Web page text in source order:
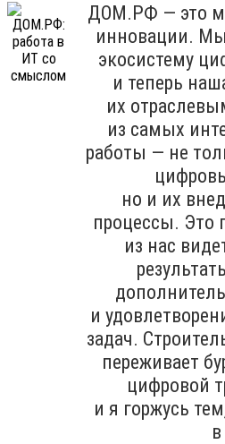
ДОМ.РФ — это
инновации.
экосистему
и теперь
их
из самых
работы — не
но и их
процессы. Это
из нас
и
задач.
переживает
цифровой
и я горжусь